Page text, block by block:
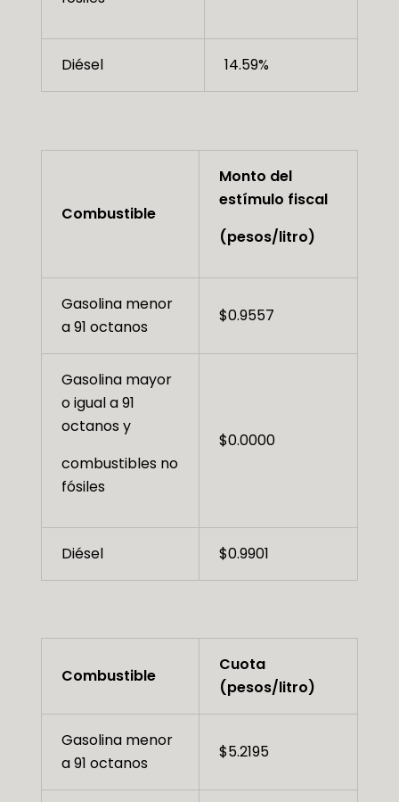
Diésel 14.59%
Combustible
Monto del
estímulo fiscal
(pesos/litro)
Gasolina menor
a 91 octanos
$0.9557
Gasolina mayor
o igual a 91
octanos y
combustibles no
fósiles
$0.0000
Diésel $0.9901
Combustible
Cuota
(pesos/litro)
Gasolina menor
a 91 octanos
$5.2195